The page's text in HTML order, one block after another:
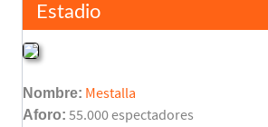
Estadio
Nombre: Mestalla
Aforo: 55.000 espectadores